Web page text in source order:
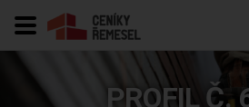
PROFIL Č.